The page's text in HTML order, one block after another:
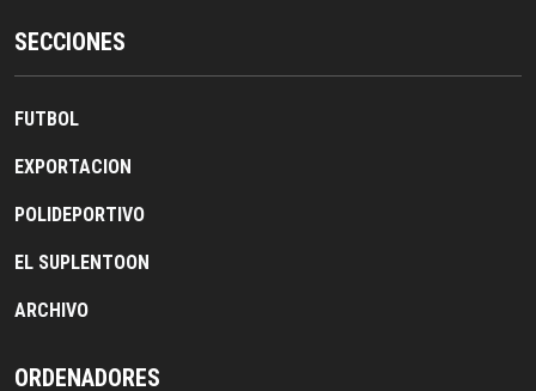
SECCIONES
FUTBOL
EXPORTACION
POLIDEPORTIVO
EL SUPLENTOON
ARCHIVO
ORDENADORES